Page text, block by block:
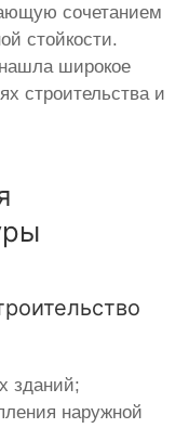
сочетанием
стойкости.
широкое
строительства и
зданий;
наружной